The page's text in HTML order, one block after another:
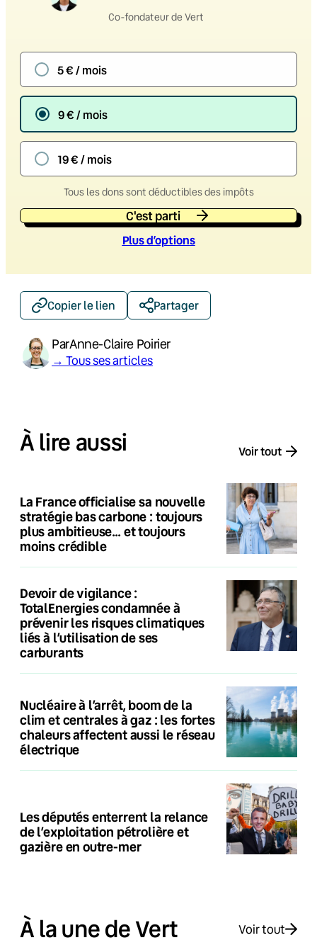
Co-fondateur de Vert
5 € / mois
9 € / mois
19 € / mois
Tous les dons sont déductibles des impôts
C'est parti
Plus d’options
Copier le lien Partager
ParAnne-Claire Poirier
→ Tous ses articles
À lire aussi Voir tout
La France officialise sa nouvelle
stratégie bas carbone : toujours
plus ambitieuse… et toujours
moins crédible
Devoir de vigilance :
TotalEnergies condamnée à
prévenir les risques climatiques
liés à l’utilisation de ses
carburants
Nucléaire à l’arrêt, boom de la
clim et centrales à gaz : les fortes
chaleurs affectent aussi le réseau
électrique
Les députés enterrent la relance
de l’exploitation pétrolière et
gazière en outre-mer
À la une de Vert Voir tout